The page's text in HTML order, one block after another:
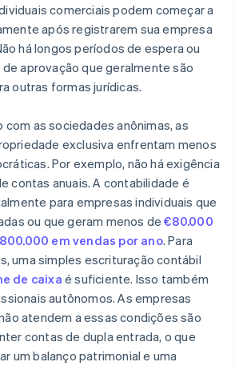
comerciais podem começar a
após registrarem sua empresa
há longos períodos de espera ou
aprovação que geralmente são
outras formas jurídicas.
com as sociedades anônimas, as
exclusiva enfrentam menos
Por exemplo, não há exigência
contas anuais. A contabilidade é
para empresas individuais que
ou que geram menos de€80.000
em vendas por ano. Para
uma simples escrituração contábil
de caixa é suficiente. Isso também
autônomos. As empresas
atendem a essas condições são
contas de dupla entrada, o que
um balanço patrimonial e uma